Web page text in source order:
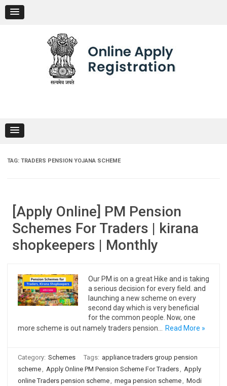
content
TAG: TRADERS PENSION YOJANA SCHEME
[Apply Online] PM Pension
Schemes For Traders | kirana
shopkeepers | Monthly
Our PM is on a great Hike and is taking
a serious decision for every field. and
launching a new scheme on every
second day which is very beneficial
for the common people. Now, one
more scheme is out namely traders pension…
Read More »
Category: Schemes Tags: appliance traders group pension
scheme, Apply Online PM Pension Scheme For Traders, Apply
online Traders pension scheme, mega pension scheme, Modi